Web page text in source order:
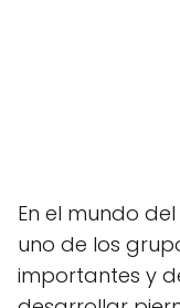
En el mundo
uno de los
importantes y